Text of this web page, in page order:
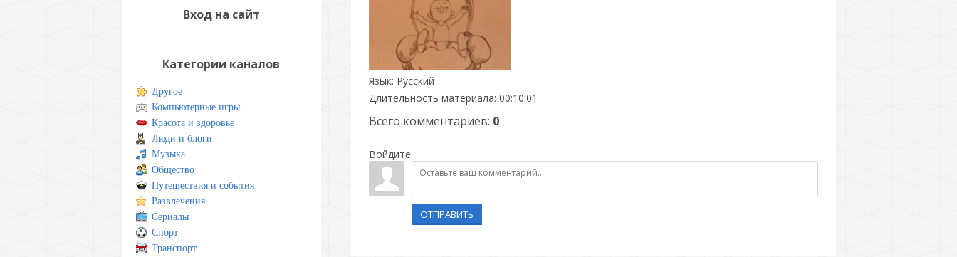
Язык: Русский
Длительность материала: 00:10:01
Всего комментариев: 0
Войдите:
ОТПРАВИТЬ
Вход на сайт
Категории каналов
Другое
Компьютерные игры
Красота и здоровье
Люди и блоги
Музыка
Общество
Путешествия и события
Развлечения
Сериалы
Спорт
Транспорт